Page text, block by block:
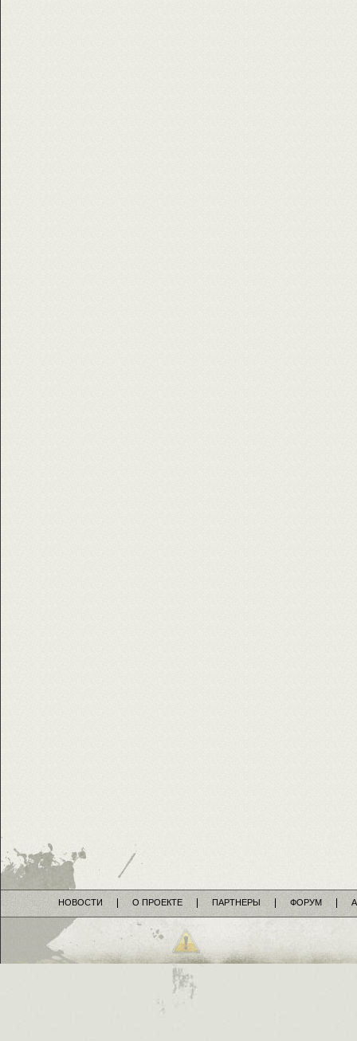
НОВОСТИ О ПРОЕКТЕ ПАРТНЕРЫ ФОРУМ